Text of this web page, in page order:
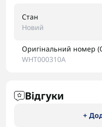
Стан
Новий
Оригінальний номер
WHT000310A
Відгуки
+